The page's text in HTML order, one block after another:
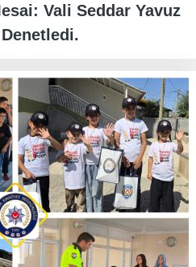
Vali Seddar Yavuz